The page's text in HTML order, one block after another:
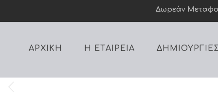
Δωρεάν
ΑΡΧΙΚΗ Η ΕΤΑΙΡΕΙΑ